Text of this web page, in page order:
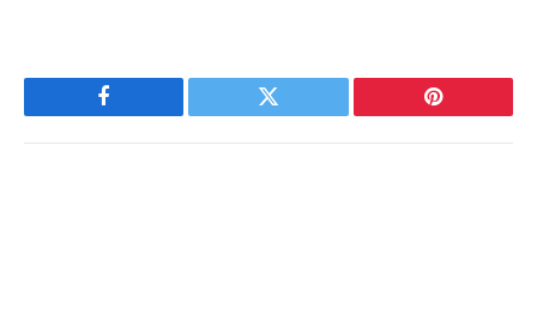
Facebook Twitter Pinterest